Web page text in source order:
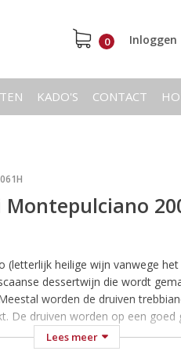
0 Inloggen
KADO'S CONTACT
(letterlijk heilige wijn vanwege
dessertwijn die wordt
worden de druiven
De druiven worden op een goed
op stromatten gedroogd. Het
Lees meer